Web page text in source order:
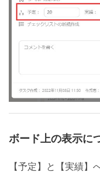
ボード上の表示に
【予定】と【実績